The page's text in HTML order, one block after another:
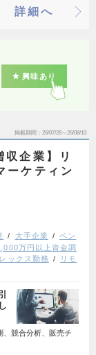
詳細へ
興味あり
掲載期間 26/07/28～26/08/10
収企業】リ
ーケティン
大手企業
ベン
万円以上資金調
ックス勤務
リモ
、競合分析、販売チ